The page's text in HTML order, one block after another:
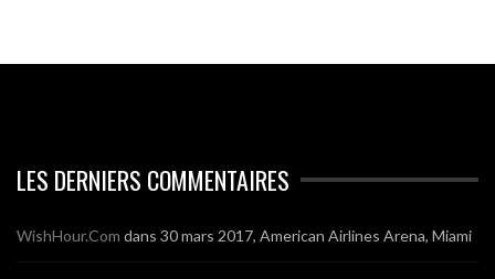
LES DERNIERS COMMENTAIRES
WishHour.Com dans 30 mars 2017, American Airlines Arena, Miami